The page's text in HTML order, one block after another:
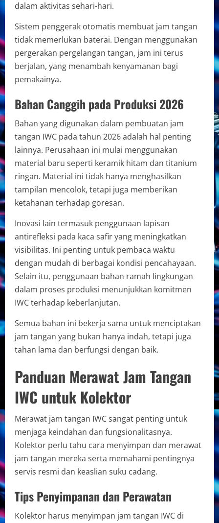
dalam aktivitas sehari-hari.
Sistem penggerak otomatis membuat jam tangan
tidak memerlukan baterai. Dengan menggunakan
pergerakan pergelangan tangan, jam ini terus
berjalan, yang menambah kenyamanan bagi
pemakainya.
Bahan Canggih pada Produksi 2026
Bahan yang digunakan dalam pembuatan jam
tangan IWC pada tahun 2026 adalah hal penting
lainnya. Perusahaan ini mulai menggunakan
material baru seperti keramik hitam dan titanium
ringan. Material ini tidak hanya menghasilkan
tampilan mencolok, tetapi juga memberikan
ketahanan terhadap goresan.
Inovasi lain termasuk penggunaan lapisan
antirefleksi pada kaca safir yang meningkatkan
visibilitas. Ini penting untuk pembaca waktu
dengan mudah di berbagai kondisi pencahayaan.
Selain itu, penggunaan bahan ramah lingkungan
dalam proses produksi menunjukkan komitmen
IWC terhadap keberlanjutan.
Semua bahan ini bekerja sama untuk menciptakan
jam tangan yang bukan hanya indah, tetapi juga
tahan lama dan berfungsi dengan baik.
Panduan Merawat Jam Tangan
IWC untuk Kolektor
Merawat jam tangan IWC sangat penting untuk
menjaga keindahan dan fungsionalitasnya.
Kolektor perlu tahu cara menyimpan dan merawat
jam tangan mereka serta memahami pentingnya
servis resmi dan keaslian suku cadang.
Tips Penyimpanan dan Perawatan
Kolektor harus menyimpan jam tangan IWC di